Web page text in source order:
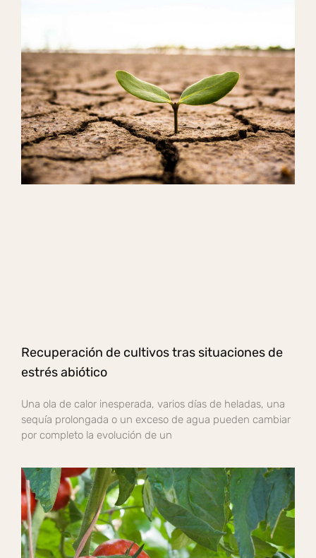
Recuperación de cultivos tras situaciones de
estrés abiótico
Una ola de calor inesperada, varios días de heladas, una
sequía prolongada o un exceso de agua pueden cambiar
por completo la evolución de un